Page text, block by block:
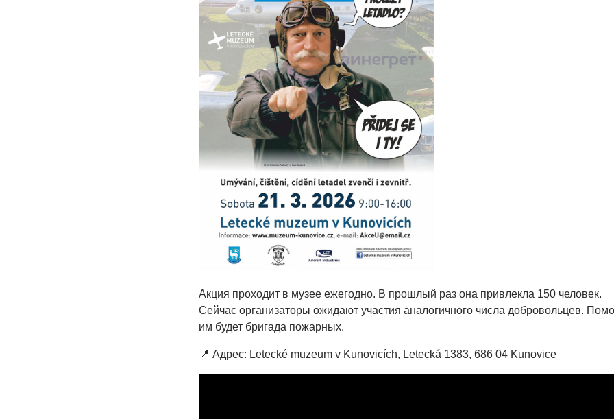
Акция проходит в музее ежегодно. В прошлый раз она привлекла 150 человек.
Сейчас организаторы ожидают участия аналогичного числа добровольцев.
им будет бригада пожарных.
📍 Адрес: Letecké muzeum v Kunovicích, Letecká 1383, 686 04 Kunovice